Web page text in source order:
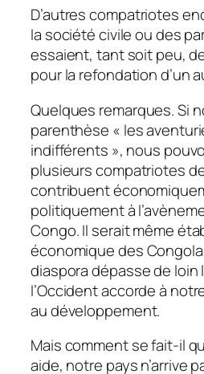
D’autres compatriotes
la société civile ou des
essaient, tant soit peu,
pour la refondation d’un
Quelques remarques. Si
parenthèse « les
indifférents », nous
plusieurs compatriotes
contribuent
politiquement à
Congo. Il serait même
économique des
diaspora dépasse de loin
l’Occident accorde à
au développement.
Mais comment se fait-il
aide, notre pays n’arrive